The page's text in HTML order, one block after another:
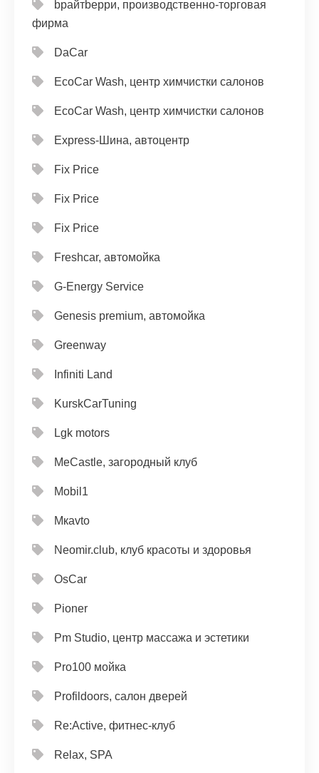
bрайтbерри, производственно-торговая
фирма
DaCar
EcoCar Wash, центр химчистки салонов
EcoCar Wash, центр химчистки салонов
Express-Шина, автоцентр
Fix Price
Fix Price
Fix Price
Freshcar, автомойка
G-Energy Service
Genesis premium, автомойка
Greenway
Infiniti Land
KurskCarTuning
Lgk motors
MeCastle, загородный клуб
Mobil1
Mкavto
Neomir.club, клуб красоты и здоровья
OsCar
Pioner
Pm Studio, центр массажа и эстетики
Pro100 мойка
Profildoors, салон дверей
Re:Active, фитнес-клуб
Relax, SPA